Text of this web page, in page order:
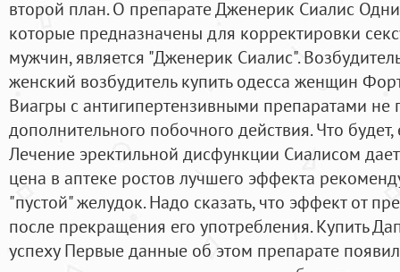
второй план. О препарате Дженерик Сиалис
которые предназначены для корректировки
мужчин, является "Дженерик Сиалис".
женский возбудитель купить одесса женщин
Виагры с антигипертензивными препаратами не
дополнительного побочного действия. Что
Лечение эректильной дисфункции Сиалисом
цена в аптеке ростов лучшего эффекта
"пустой" желудок. Надо сказать, что эффект от
после прекращения его употребления. Купить
успеху Первые данные об этом препарате